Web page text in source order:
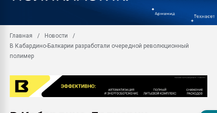
заводу пластмасс"
28.07.2026
первый план в
Главная
Новости
В Кабардино-Балкарии разработали очередной революционный
полимер